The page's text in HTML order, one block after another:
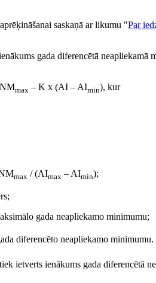
saskaņā ar likumu "Par
gada diferencētā neapliekamā
max – K x (AI – AImin), kur
max / (AImax – AImin);
gada neapliekamo minimumu;
diferencēto neapliekamo minimumu.
ietverts ienākums gada diferencētā